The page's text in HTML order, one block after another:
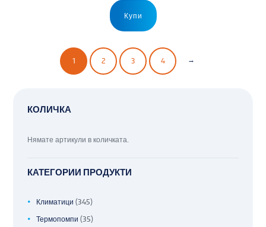
Купи
1 2 3 4 →
КОЛИЧКА
Нямате артикули в количката.
КАТЕГОРИИ ПРОДУКТИ
Климатици (345)
Термопомпи (35)